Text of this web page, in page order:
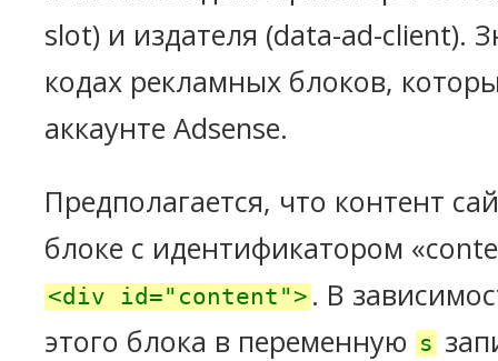
slot) и издателя (data-ad-client).
кодах рекламных блоков,
аккаунте Adsense.
Предполагается, что контент
блоке с идентификатором
<div id="content"> . В
этого блока в переменную s